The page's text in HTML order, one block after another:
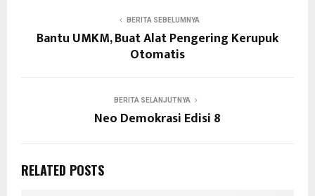
BERITA SEBELUMNYA
Bantu UMKM, Buat Alat Pengering Kerupuk
Otomatis
BERITA SELANJUTNYA
Neo Demokrasi Edisi 8
RELATED POSTS